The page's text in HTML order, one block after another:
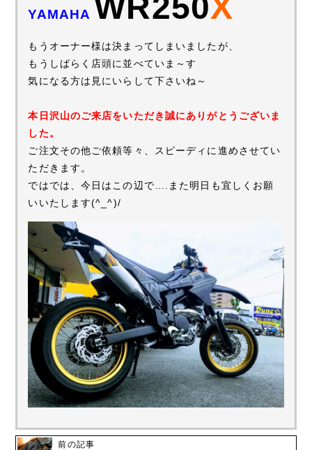
YAMAHA
もうオーナー様は決まってしまいましたが、
もうしばらく店頭に並べていま～す
気になる方は見にいらして下さいね～
本日沢山のご来店をいただき誠にありがとうございま
した。
ご注文その他ご依頼等々、スピーディに進めさせてい
ただきます。
ではでは、今日はこの辺で….また明日も宜しくお願
いいたします(^_^)/
前の記事